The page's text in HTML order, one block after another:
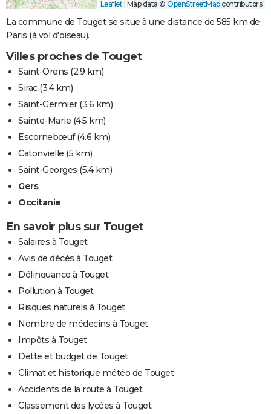
Leaflet Map data © OpenStreetMapcontributors
La commune de Touget se situe à une distance de 585 km de
Paris (à vol d'oiseau).
Villes proches de Touget
Saint-Orens (2.9 km)
Sirac(3.4 km)
Saint-Germier(3.6 km)
Sainte-Marie (4.5 km)
Escornebœuf(4.6 km)
Catonvielle (5 km)
Saint-Georges (5.4 km)
Gers
Occitanie
En savoir plus sur Touget
Salaires à Touget
Avis de décès à Touget
Délinquance à Touget
Pollution à Touget
Risques naturels à Touget
Nombre de médecins à Touget
Impôts à Touget
Dette et budget de Touget
Climat et historique météo de Touget
Accidents de la route à Touget
Classement des lycées à Touget